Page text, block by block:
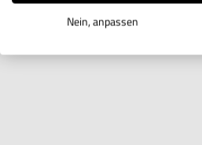
Nein, anpassen